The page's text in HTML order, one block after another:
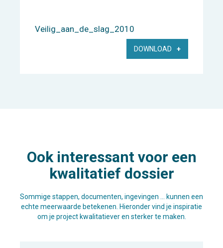
Veilig_aan_de_slag_2010
DOWNLOAD
Ook interessant voor een
kwalitatief dossier
Sommige stappen, documenten, ingevingen … kunnen een
echte meerwaarde betekenen. Hieronder vind je inspiratie
om je project kwalitatiever en sterker te maken.